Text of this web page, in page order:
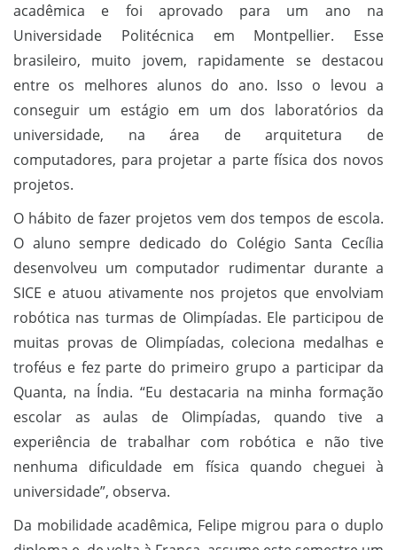
acadêmica e foi aprovado para um ano na
Universidade Politécnica em Montpellier. Esse
brasileiro, muito jovem, rapidamente se destacou
entre os melhores alunos do ano. Isso o levou a
conseguir um estágio em um dos laboratórios da
universidade, na área de arquitetura de
computadores, para projetar a parte física dos novos
projetos.
O hábito de fazer projetos vem dos tempos de escola.
O aluno sempre dedicado do Colégio Santa Cecília
desenvolveu um computador rudimentar durante a
SICE e atuou ativamente nos projetos que envolviam
robótica nas turmas de Olimpíadas. Ele participou de
muitas provas de Olimpíadas, coleciona medalhas e
troféus e fez parte do primeiro grupo a participar da
Quanta, na Índia. “Eu destacaria na minha formação
escolar as aulas de Olimpíadas, quando tive a
experiência de trabalhar com robótica e não tive
nenhuma dificuldade em física quando cheguei à
universidade”, observa.
Da mobilidade acadêmica, Felipe migrou para o duplo